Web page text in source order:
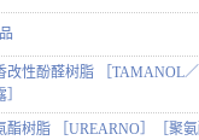
改性酚醛树脂 ［TAMANOL
酯树脂 ［UREARNO］［聚氨